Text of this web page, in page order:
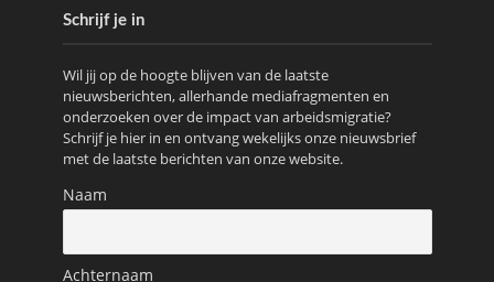
Schrijf je in
Wil jij op de hoogte blijven van de laatste
nieuwsberichten, allerhande mediafragmenten en
onderzoeken over de impact van arbeidsmigratie?
Schrijf je hier in en ontvang wekelijks onze nieuwsbrief
met de laatste berichten van onze website.
Naam
Achternaam